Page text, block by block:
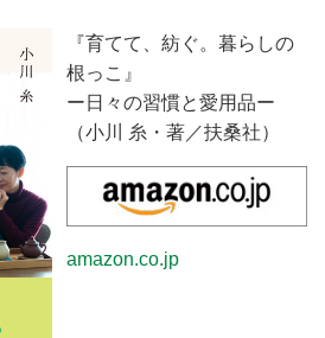
『育てて、紡ぐ。暮らしの
根っこ』
ー日々の習慣と愛用品ー
（小川 糸・著／扶桑社）
amazon.co.jp